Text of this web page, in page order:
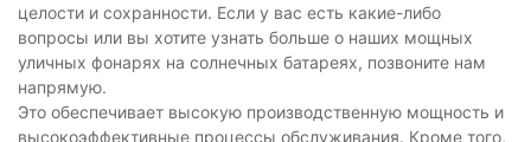
целости и сохранности. Если у вас есть какие-либо
вопросы или вы хотите узнать больше о наших мощных
уличных фонарях на солнечных батареях, позвоните нам
напрямую.
Это обеспечивает высокую производственную мощность и
высокоэффективные процессы обслуживания. Кроме того,